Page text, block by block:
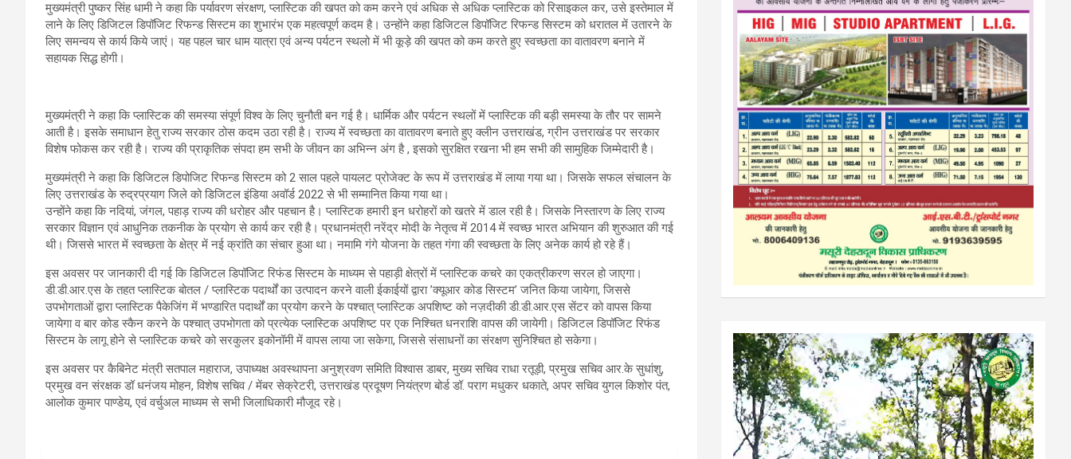
मुख्यमंत्री पुष्कर सिंह धामी ने कहा कि पर्यावरण संरक्षण, प्लास्टिक की खपत को कम करने एवं अधिक से अधिक प्लास्टिक को रिसाइकल कर, उसे इस्तेमाल में
लाने के लिए डिजिटल डिपॉजिट रिफन्ड सिस्टम का शुभारंभ एक महत्वपूर्ण कदम है। उन्होंने कहा डिजिटल डिपॉजिट रिफन्ड सिस्टम को धरातल में उतारने के
लिए समन्वय से कार्य किये जाएं। यह पहल चार धाम यात्रा एवं अन्य पर्यटन स्थलो में भी कूड़े की खपत को कम करते हुए स्वच्छता का वातावरण बनाने में
सहायक सिद्ध होगी।
मुख्यमंत्री ने कहा कि प्लास्टिक की समस्या संपूर्ण विश्व के लिए चुनौती बन गई है। धार्मिक और पर्यटन स्थलों में प्लास्टिक की बड़ी समस्या के तौर पर सामने
आती है। इसके समाधान हेतु राज्य सरकार ठोस कदम उठा रही है। राज्य में स्वच्छता का वातावरण बनाते हुए क्लीन उत्तराखंड, ग्रीन उत्तराखंड पर सरकार
विशेष फोकस कर रही है। राज्य की प्राकृतिक संपदा हम सभी के जीवन का अभिन्न अंग है , इसको सुरक्षित रखना भी हम सभी की सामुहिक जिम्मेदारी है।
मुख्यमंत्री ने कहा कि डिजिटल डिपोजिट रिफन्ड सिस्टम को 2 साल पहले पायलट प्रोजेक्ट के रूप में उत्तराखंड में लाया गया था। जिसके सफल संचालन के
लिए उत्तराखंड के रुद्रप्रयाग जिले को डिजिटल इंडिया अवॉर्ड 2022 से भी सम्मानित किया गया था।
उन्होंने कहा कि नदियां, जंगल, पहाड़ राज्य की धरोहर और पहचान है। प्लास्टिक हमारी इन धरोहरों को खतरे में डाल रही है। जिसके निस्तारण के लिए राज्य
सरकार विज्ञान एवं आधुनिक तकनीक के प्रयोग से कार्य कर रही है। प्रधानमंत्री नरेंद्र मोदी के नेतृत्व में 2014 में स्वच्छ भारत अभियान की शुरुआत की गई
थी। जिससे भारत में स्वच्छता के क्षेत्र में नई क्रांति का संचार हुआ था। नमामि गंगे योजना के तहत गंगा की स्वच्छता के लिए अनेक कार्य हो रहे हैं।
इस अवसर पर जानकारी दी गई कि डिजिटल डिपॉजिट रिफंड सिस्टम के माध्यम से पहाड़ी क्षेत्रों में प्लास्टिक कचरे का एकत्रीकरण सरल हो जाएगा।
डी.डी.आर.एस के तहत प्लास्टिक बोतल / प्लास्टिक पदार्थों का उत्पादन करने वाली ईकाईयों द्वारा ’क्यूआर कोड सिस्टम’ जनित किया जायेगा, जिससे
उपभोगताओं द्वारा प्लास्टिक पैकेजिंग में भण्डारित पदार्थों का प्रयोग करने के पश्चात् प्लास्टिक अपशिष्ट को नज़दीकी डी.डी.आर.एस सेंटर को वापस किया
जायेगा व बार कोड स्कैन करने के पश्चात् उपभोगता को प्रत्येक प्लास्टिक अपशिष्ट पर एक निश्चित धनराशि वापस की जायेगी। डिजिटल डिपॉजिट रिफंड
सिस्टम के लागू होने से प्लास्टिक कचरे को सरकुलर इकोनॉमी में वापस लाया जा सकेगा, जिससे संसाधनों का संरक्षण सुनिश्चित हो सकेगा।
इस अवसर पर कैबिनेट मंत्री सतपाल महाराज, उपाध्यक्ष अवस्थापना अनुश्रवण समिति विश्वास डाबर, मुख्य सचिव राधा रतूड़ी, प्रमुख सचिव आर.के सुधांशु,
प्रमुख वन संरक्षक डॉ धनंजय मोहन, विशेष सचिव / मेंबर सेक्रेटरी, उत्तराखंड प्रदूषण नियंत्रण बोर्ड डॉ. पराग मधुकर धकाते, अपर सचिव युगल किशोर पंत,
आलोक कुमार पाण्डेय, एवं वर्चुअल माध्यम से सभी जिलाधिकारी मौजूद रहे।
Video
Player